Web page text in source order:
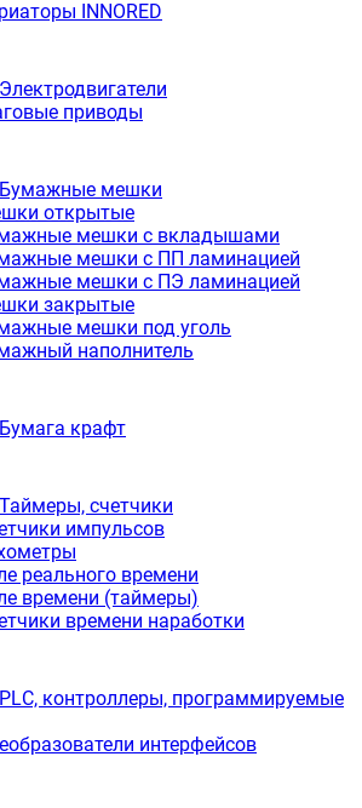
INNORED
Электродвигатели
приводы
Бумажные мешки
открытые
мешки с вкладышами
мешки с ПП ламинацией
мешки с ПЭ ламинацией
закрытые
мешки под уголь
наполнитель
Бумага крафт
Таймеры, счетчики
импульсов
реального времени
времени (таймеры)
времени наработки
PLС, контроллеры, программируемые
интерфейсов